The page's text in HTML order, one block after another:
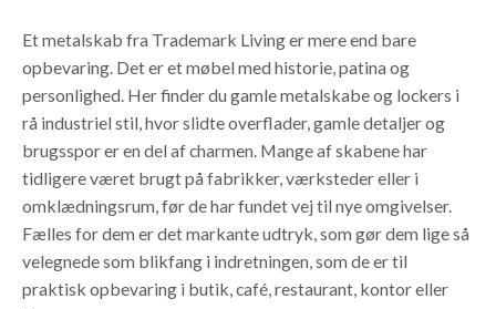
Et metalskab fra Trademark Living er mere end bare
opbevaring. Det er et møbel med historie, patina og
personlighed. Her finder du gamle metalskabe og lockers i
rå industriel stil, hvor slidte overflader, gamle detaljer og
brugsspor er en del af charmen. Mange af skabene har
tidligere været brugt på fabrikker, værksteder eller i
omklædningsrum, før de har fundet vej til nye omgivelser.
Fælles for dem er det markante udtryk, som gør dem lige så
velegnede som blikfang i indretningen, som de er til
praktisk opbevaring i butik, café, restaurant, kontor eller